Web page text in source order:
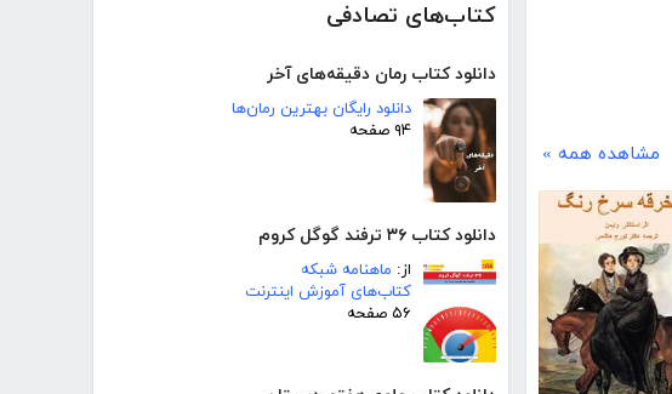
کتاب‌های تصادفی
دانلود کتاب رمان دقیقه‌های آخر
دانلود رایگان بهترین رمان‌ها
۹۴ صفحه
دانلود کتاب ۳۶ ترفند گوگل کروم
از: ماهنامه شبکه
کتاب‌های آموزش اینترنت
۵۶ صفحه
مشاهده همه »